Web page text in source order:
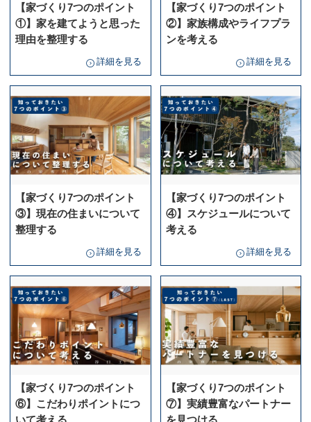
【家づくり7つのポイント
①】家を建てようと思った
理由を整理する
詳細を見る
【家づくり7つのポイント
②】家族構成やライフプラ
ンを考える
詳細を見る
【家づくり7つのポイント
③】現在の住まいについて
整理する
詳細を見る
【家づくり7つのポイント
④】スケジュールについて
考える
詳細を見る
【家づくり7つのポイント
⑥】こだわりポイントにつ
【家づくり7つのポイント
⑦】実績豊富なパートナー